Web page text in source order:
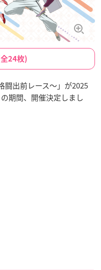
24枚)
闘出前レース～」が2025
期間、開催決定しまし